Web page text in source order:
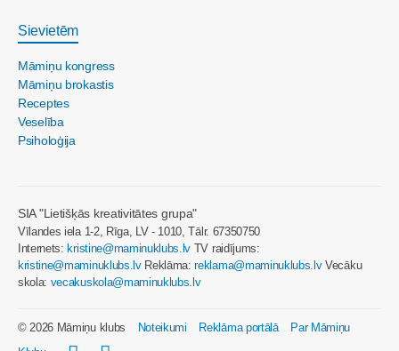
Sievietēm
Māmiņu kongress
Māmiņu brokastis
Receptes
Veselība
Psiholoģija
SIA "Lietišķās kreativitātes grupa"
Vīlandes iela 1-2, Rīga, LV - 1010, Tālr. 67350750
Internets:kristine@maminuklubs.lv TV raidījums:
kristine@maminuklubs.lvReklāma:reklama@maminuklubs.lvVecāku
skola: vecakuskola@maminuklubs.lv
© 2026 Māmiņu klubs Noteikumi Reklāma portālā
Par Māmiņu